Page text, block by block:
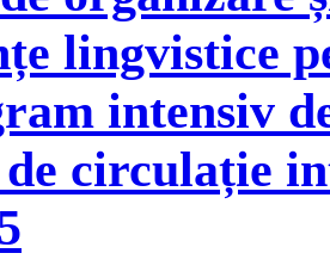
lingvistice
intensiv
circulație